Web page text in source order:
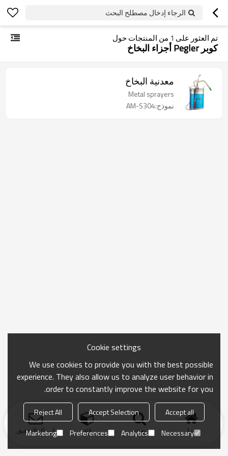
الرجاء إدخال مصطلح البحث
تم العثور على 1 من المنتجات حول
كوبر Pegler أجزاء البخاخ
معدنية البخاخ
Metal sprayers
نموذج:AM-S304
منزل بحث فئة ارسال التحقيق
Cookie settings
We use cookies to provide you with the best possible
experience. They also allow us to analyze user behavior in
order to constantly improve the website for you.
Accept all
Accept Selection
Reject All
Necessary
Analytics
Preferences
Marketing